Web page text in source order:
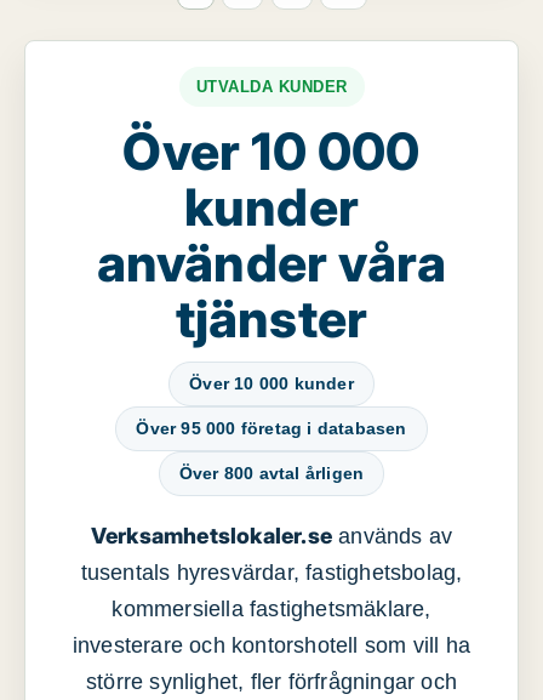
UTVALDA KUNDER
Över 10 000
kunder
använder våra
tjänster
Över 10 000 kunder
Över 95 000 företag i databasen
Över 800 avtal årligen
Verksamhetslokaler.se används av
tusentals hyresvärdar, fastighetsbolag,
kommersiella fastighetsmäklare,
investerare och kontorshotell som vill ha
större synlighet, fler förfrågningar och